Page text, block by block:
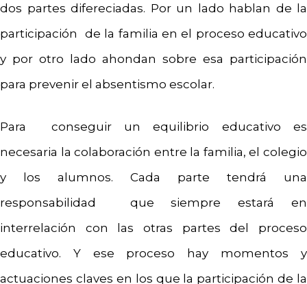
dos partes difereciadas. Por un lado hablan de la
participación de la familia en el proceso educativo
y por otro lado ahondan sobre esa participación
para prevenir el absentismo escolar.
Para conseguir un equilibrio educativo es
necesaria la colaboración entre la familia, el colegio
y los alumnos. Cada parte tendrá una
responsabilidad que siempre estará en
interrelación con las otras partes del proceso
educativo. Y ese proceso hay momentos y
actuaciones claves en los que la participación de la